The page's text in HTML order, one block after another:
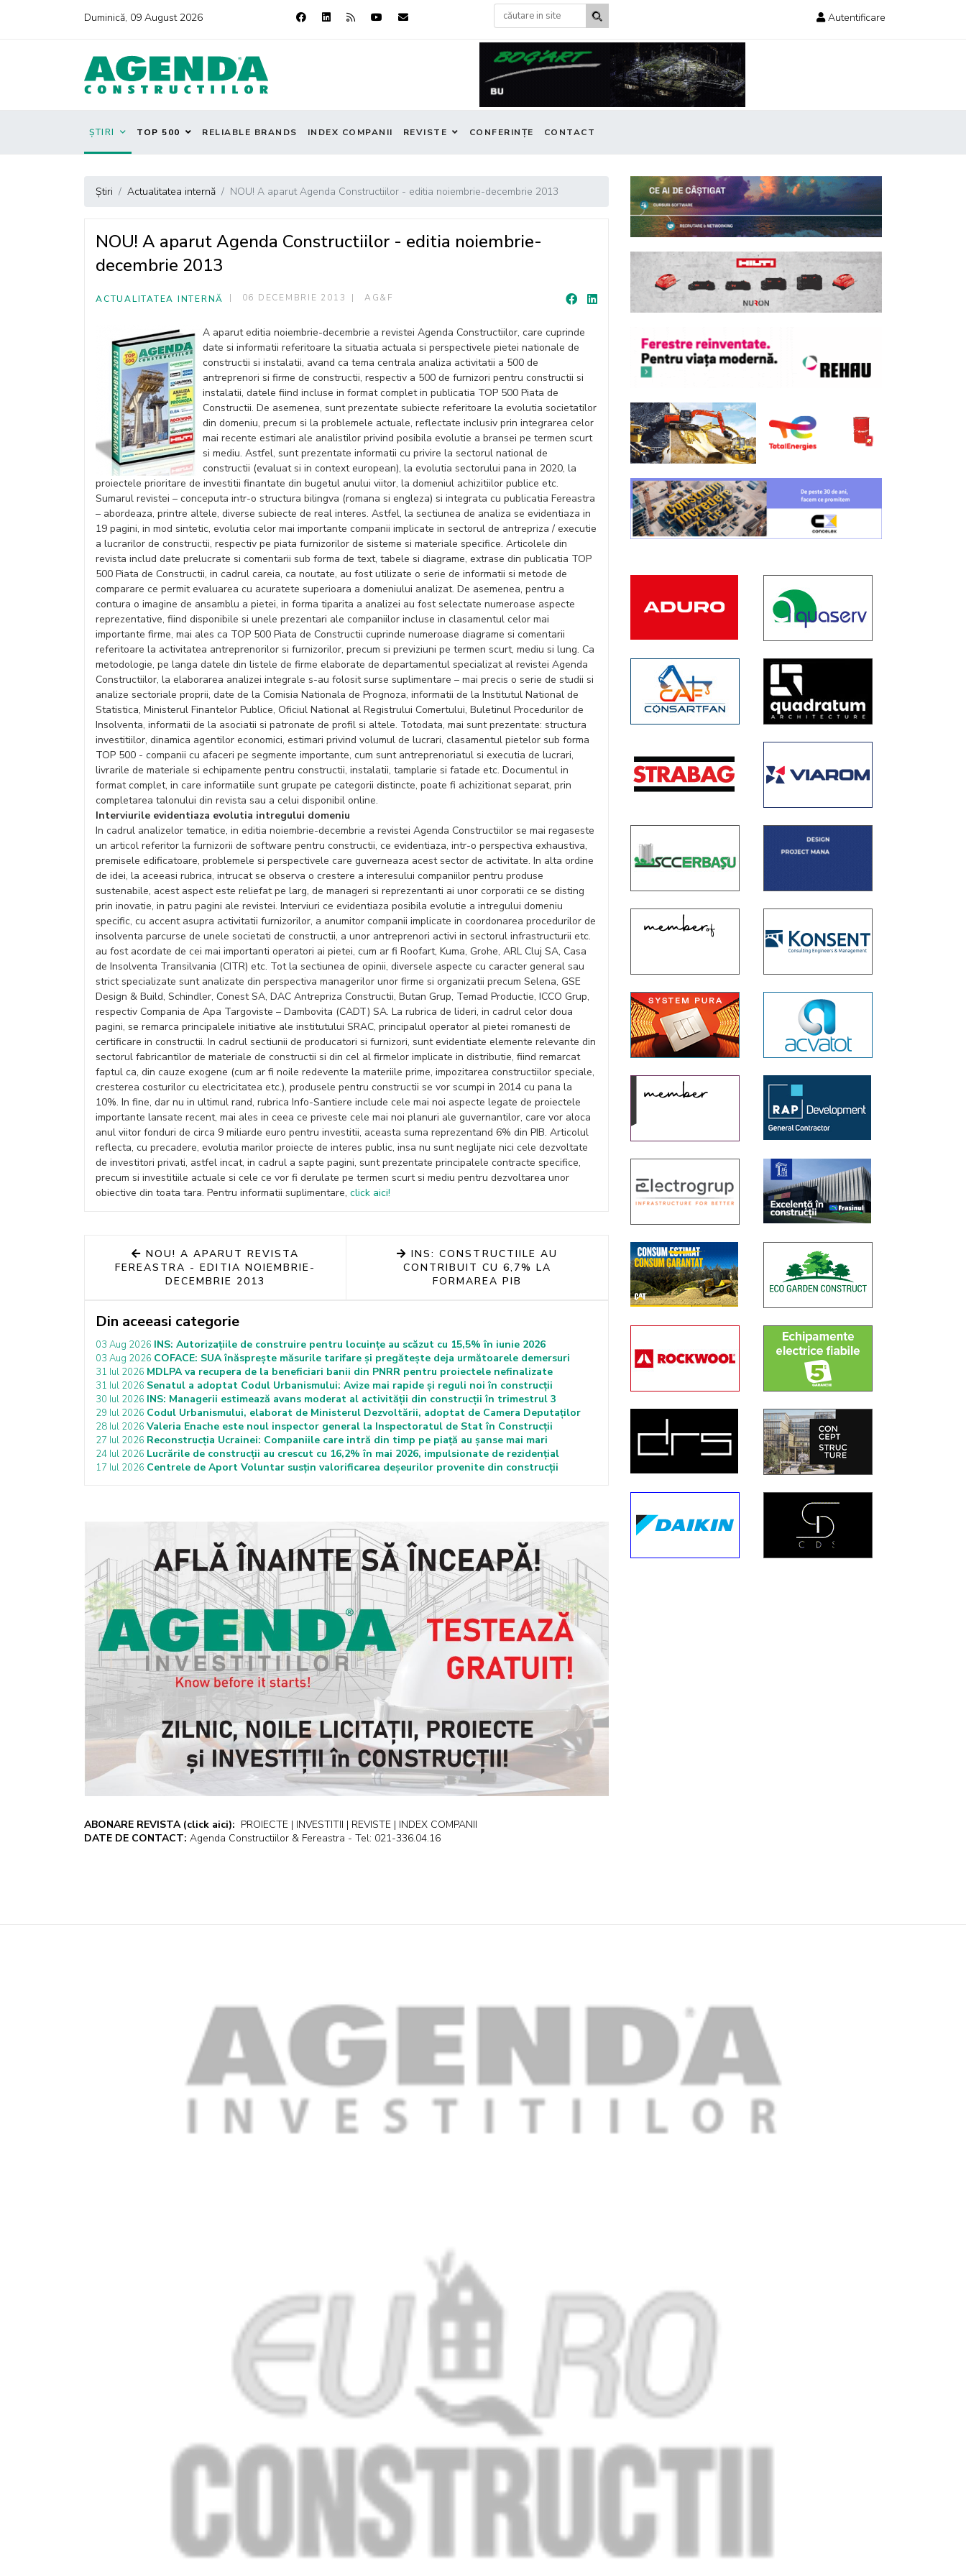
Duminică, 09 August 2026 Autentificare
ȘTIRI TOP 500 RELIABLE BRANDS INDEX COMPANII REVISTE CONFERINȚE CONTACT
Știri Actualitatea internă NOU! A aparut Agenda Constructiilor - editia noiembrie-decembrie 2013
NOU! A aparut Agenda Constructiilor - editia noiembrie-
decembrie 2013
ACTUALITATEA INTERNĂ 06 DECEMBRIE 2013 AG&F
A aparut editia noiembrie-decembrie a revistei Agenda Constructiilor, care cuprinde
date si informatii referitoare la situatia actuala si perspectivele pietei nationale de
constructii si instalatii, avand ca tema centrala analiza activitatii a 500 de
antreprenori si firme de constructii, respectiv a 500 de furnizori pentru constructii si
instalatii, datele fiind incluse in format complet in publicatia TOP 500 Piata de
Constructii. De asemenea, sunt prezentate subiecte referitoare la evolutia societatilor
din domeniu, precum si la problemele actuale, reflectate inclusiv prin integrarea celor
mai recente estimari ale analistilor privind posibila evolutie a bransei pe termen scurt
si mediu. Astfel, sunt prezentate informatii cu privire la sectorul national de
constructii (evaluat si in context european), la evolutia sectorului pana in 2020, la
proiectele prioritare de investitii finantate din bugetul anului viitor, la domeniul achizitiilor publice etc.
Sumarul revistei – conceputa intr-o structura bilingva (romana si engleza) si integrata cu publicatia Fereastra
– abordeaza, printre altele, diverse subiecte de real interes. Astfel, la sectiunea de analiza se evidentiaza in
19 pagini, in mod sintetic, evolutia celor mai importante companii implicate in sectorul de antrepriza / executie
a lucrarilor de constructii, respectiv pe piata furnizorilor de sisteme si materiale specifice. Articolele din
revista includ date prelucrate si comentarii sub forma de text, tabele si diagrame, extrase din publicatia TOP
500 Piata de Constructii, in cadrul careia, ca noutate, au fost utilizate o serie de informatii si metode de
comparare ce permit evaluarea cu acuratete superioara a domeniului analizat. De asemenea, pentru a
contura o imagine de ansamblu a pietei, in forma tiparita a analizei au fost selectate numeroase aspecte
reprezentative, fiind disponibile si unele prezentari ale companiilor incluse in clasamentul celor mai
importante firme, mai ales ca TOP 500 Piata de Constructii cuprinde numeroase diagrame si comentarii
referitoare la activitatea antreprenorilor si furnizorilor, precum si previziuni pe termen scurt, mediu si lung. Ca
metodologie, pe langa datele din listele de firme elaborate de departamentul specializat al revistei Agenda
Constructiilor, la elaborarea analizei integrale s-au folosit surse suplimentare – mai precis o serie de studii si
analize sectoriale proprii, date de la Comisia Nationala de Prognoza, informatii de la Institutul National de
Statistica, Ministerul Finantelor Publice, Oficiul National al Registrului Comertului, Buletinul Procedurilor de
Insolventa, informatii de la asociatii si patronate de profil si altele. Totodata, mai sunt prezentate: structura
investitiilor, dinamica agentilor economici, estimari privind volumul de lucrari, clasamentul pietelor sub forma
TOP 500 - companii cu afaceri pe segmente importante, cum sunt antreprenoriatul si executia de lucrari,
livrarile de materiale si echipamente pentru constructii, instalatii, tamplarie si fatade etc. Documentul in
format complet, in care informatiile sunt grupate pe categorii distincte, poate fi achizitionat separat, prin
completarea talonului din revista sau a celui disponibil online.
Interviurile evidentiaza evolutia intregului domeniu
In cadrul analizelor tematice, in editia noiembrie-decembrie a revistei Agenda Constructiilor se mai regaseste
un articol referitor la furnizorii de software pentru constructii, ce evidentiaza, intr-o perspectiva exhaustiva,
premisele edificatoare, problemele si perspectivele care guverneaza acest sector de activitate. In alta ordine
de idei, la aceeasi rubrica, intrucat se observa o crestere a interesului companiilor pentru produse
sustenabile, acest aspect este reliefat pe larg, de manageri si reprezentanti ai unor corporatii ce se disting
prin inovatie, in patru pagini ale revistei. Interviuri ce evidentiaza posibila evolutie a intregului domeniu
specific, cu accent asupra activitatii furnizorilor, a anumitor companii implicate in coordonarea procedurilor de
insolventa parcurse de unele societati de constructii, a unor antreprenori activi in sectorul infrastructurii etc.
au fost acordate de cei mai importanti operatori ai pietei, cum ar fi Roofart, Kuma, Grohe, ARL Cluj SA, Casa
de Insolventa Transilvania (CITR) etc. Tot la sectiunea de opinii, diversele aspecte cu caracter general sau
strict specializate sunt analizate din perspectiva managerilor unor firme si organizatii precum Selena, GSE
Design & Build, Schindler, Conest SA, DAC Antrepriza Constructii, Butan Grup, Temad Productie, ICCO Grup,
respectiv Compania de Apa Targoviste – Dambovita (CADT) SA. La rubrica de lideri, in cadrul celor doua
pagini, se remarca principalele initiative ale institutului SRAC, principalul operator al pietei romanesti de
certificare in constructii. In cadrul sectiunii de producatori si furnizori, sunt evidentiate elemente relevante din
sectorul fabricantilor de materiale de constructii si din cel al firmelor implicate in distributie, fiind remarcat
faptul ca, din cauze exogene (cum ar fi noile redevente la materiile prime, impozitarea constructiilor speciale,
cresterea costurilor cu electricitatea etc.), produsele pentru constructii se vor scumpi in 2014 cu pana la
10%. In fine, dar nu in ultimul rand, rubrica Info-Santiere include cele mai noi aspecte legate de proiectele
importante lansate recent, mai ales in ceea ce priveste cele mai noi planuri ale guvernantilor, care vor aloca
anul viitor fonduri de circa 9 miliarde euro pentru investitii, aceasta suma reprezentand 6% din PIB. Articolul
reflecta, cu precadere, evolutia marilor proiecte de interes public, insa nu sunt neglijate nici cele dezvoltate
de investitori privati, astfel incat, in cadrul a sapte pagini, sunt prezentate principalele contracte specifice,
precum si investitiile actuale si cele ce vor fi derulate pe termen scurt si mediu pentru dezvoltarea unor
obiective din toata tara. Pentru informatii suplimentare, click aici!
NOU! A APARUT REVISTA
FEREASTRA - EDITIA NOIEMBRIE-
DECEMBRIE 2013
INS: CONSTRUCTIILE AU
CONTRIBUIT CU 6,7% LA
FORMAREA PIB
Din aceeasi categorie
03 Aug 2026 INS: Autorizațiile de construire pentru locuințe au scăzut cu 15,5% în iunie 2026
03 Aug 2026 COFACE: SUA înăsprește măsurile tarifare și pregătește deja următoarele demersuri
31 Iul 2026 MDLPA va recupera de la beneficiari banii din PNRR pentru proiectele nefinalizate
31 Iul 2026 Senatul a adoptat Codul Urbanismului: Avize mai rapide și reguli noi în construcții
30 Iul 2026 INS: Managerii estimează avans moderat al activității din construcții în trimestrul 3
29 Iul 2026 Codul Urbanismului, elaborat de Ministerul Dezvoltării, adoptat de Camera Deputaților
28 Iul 2026 Valeria Enache este noul inspector general la Inspectoratul de Stat în Construcții
27 Iul 2026 Reconstrucția Ucrainei: Companiile care intră din timp pe piață au șanse mai mari
24 Iul 2026 Lucrările de construcții au crescut cu 16,2% în mai 2026, impulsionate de rezidențial
17 Iul 2026 Centrele de Aport Voluntar susțin valorificarea deșeurilor provenite din construcții
ABONARE REVISTA (click aici): PROIECTE | INVESTITII | REVISTE | INDEX COMPANII
DATE DE CONTACT: Agenda Constructiilor & Fereastra - Tel: 021-336.04.16